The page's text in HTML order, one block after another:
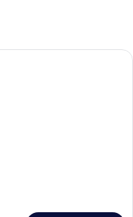
放式客房 | 低過敏寢具、客房